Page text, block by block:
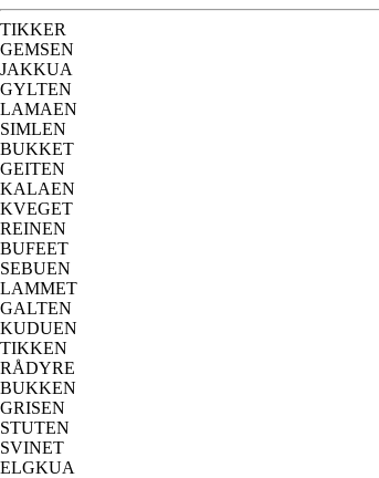
TIKKER
GEMSEN
JAKKUA
GYLTEN
LAMAEN
SIMLEN
BUKKET
GEITEN
KALAEN
KVEGET
REINEN
BUFEET
SEBUEN
LAMMET
GALTEN
KUDUEN
TIKKEN
RÅDYRE
BUKKEN
GRISEN
STUTEN
SVINET
ELGKUA